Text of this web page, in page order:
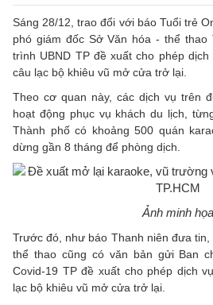
Sáng 28/12, trao đổi với báo Tuổi trẻ
phó giám đốc Sở Văn hóa - thể thao
trình UBND TP đề xuất cho phép
câu lạc bộ khiêu vũ mở cửa trở lại.
Theo cơ quan này, các dịch vụ trên
hoạt động phục vụ khách du lịch,
Thành phố có khoảng 500 quán
dừng gần 8 tháng để phòng dịch.
Ảnh minh họa
Trước đó, như báo Thanh niên đưa
thể thao cũng có văn bản gửi Ban
Covid-19 TP đề xuất cho phép dịch
lạc bộ khiêu vũ mở cửa trở lại.